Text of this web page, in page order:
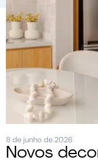
8 de junho de 2026
Novos